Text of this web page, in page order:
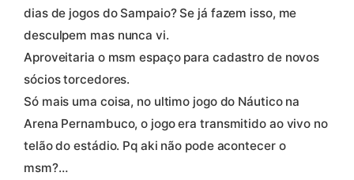
dias de jogos do Sampaio? Se já fazem isso, me
desculpem mas nunca vi.
Aproveitaria o msm espaço para cadastro de novos
sócios torcedores.
Só mais uma coisa, no ultimo jogo do Náutico na
Arena Pernambuco, o jogo era transmitido ao vivo no
telão do estádio. Pq aki não pode acontecer o
msm?…